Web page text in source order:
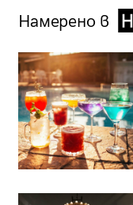
Намерено в